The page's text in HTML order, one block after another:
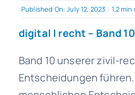
Published On: July 12, 2023 · 1.2 min
digital | recht – Band
Band 10 unserer zivil-
Entscheidungen